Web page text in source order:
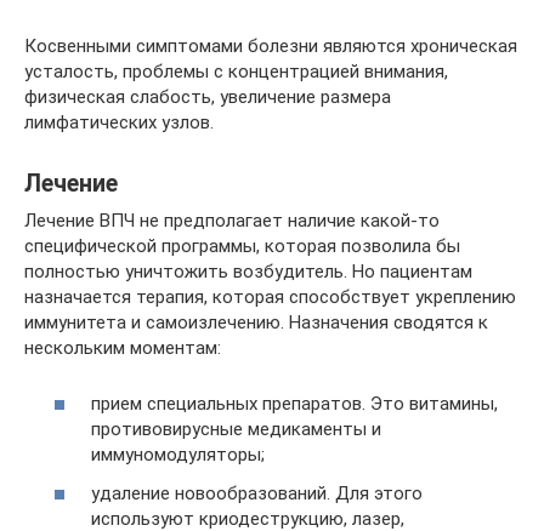
Косвенными симптомами болезни являются хроническая
усталость, проблемы с концентрацией внимания,
физическая слабость, увеличение размера
лимфатических узлов.
Лечение
Лечение ВПЧ не предполагает наличие какой-то
специфической программы, которая позволила бы
полностью уничтожить возбудитель. Но пациентам
назначается терапия, которая способствует укреплению
иммунитета и самоизлечению. Назначения сводятся к
нескольким моментам:
прием специальных препаратов. Это витамины,
противовирусные медикаменты и
иммуномодуляторы;
удаление новообразований. Для этого
используют криодеструкцию, лазер,